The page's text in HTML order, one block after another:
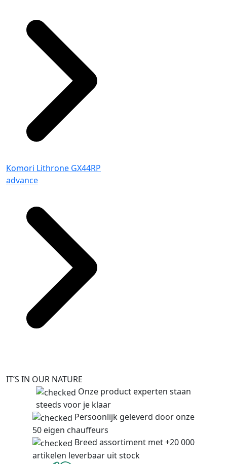
Komori Lithrone GX44RP
advance
IT’S IN OUR NATURE
Onze product experten staan
steeds voor je klaar
Persoonlijk geleverd door onze
50 eigen chauffeurs
Breed assortiment met +20 000
artikelen leverbaar uit stock